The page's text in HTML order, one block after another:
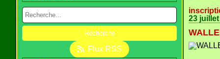
Flux RSS
23 juillet